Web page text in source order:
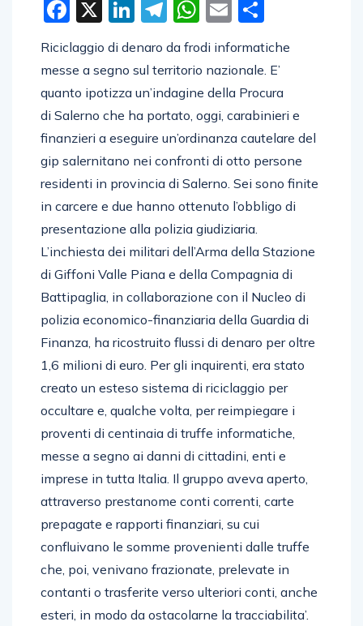
Facebook
X LinkedIn
Telegram
WhatsApp
Email
Riciclaggio di denaro da frodi informatiche
messe a segno sul territorio nazionale. E’
quanto ipotizza un’indagine della Procura
di Salerno che ha portato, oggi, carabinieri e
finanzieri a eseguire un’ordinanza cautelare del
gip salernitano nei confronti di otto persone
residenti in provincia di Salerno. Sei sono finite
in carcere e due hanno ottenuto l’obbligo di
presentazione alla polizia giudiziaria.
L’inchiesta dei militari dell’Arma della Stazione
di Giffoni Valle Piana e della Compagnia di
Battipaglia, in collaborazione con il Nucleo di
polizia economico-finanziaria della Guardia di
Finanza, ha ricostruito flussi di denaro per oltre
1,6 milioni di euro. Per gli inquirenti, era stato
creato un esteso sistema di riciclaggio per
occultare e, qualche volta, per reimpiegare i
proventi di centinaia di truffe informatiche,
messe a segno ai danni di cittadini, enti e
imprese in tutta Italia. Il gruppo aveva aperto,
attraverso prestanome conti correnti, carte
prepagate e rapporti finanziari, su cui
confluivano le somme provenienti dalle truffe
che, poi, venivano frazionate, prelevate in
contanti o trasferite verso ulteriori conti, anche
esteri, in modo da ostacolarne la tracciabilita’.